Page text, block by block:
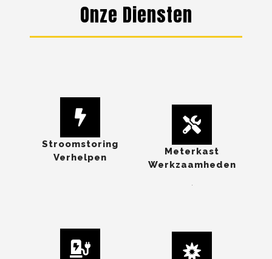
Onze Diensten
Stroomstoring
Verhelpen
Meterkast
Werkzaamheden